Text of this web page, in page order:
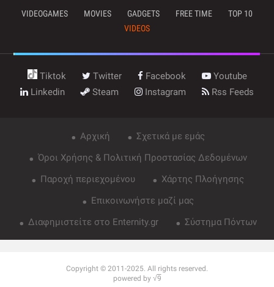
VIDEOGAMES MOVIES GADGETS FREE TIME
TOP 10
VIDEOS
Tiktok Twitter Facebook
Youtube
Linkedin
Steam Instagram Rss Feeds
Αρχική
Σχετικά με εμάς
Όροι Χρήσης & Πολιτική Προστασίας Δεδομένων
Παροχή περιεχομένου
Χάρτης Πλοήγησης
Επικοινωνήστε μαζί μας
Διαφημιστείτε στο Enternity.gr
Σύστημα Πόντων
Copyright © 2011-2025. All rights reserved.
powered by √9